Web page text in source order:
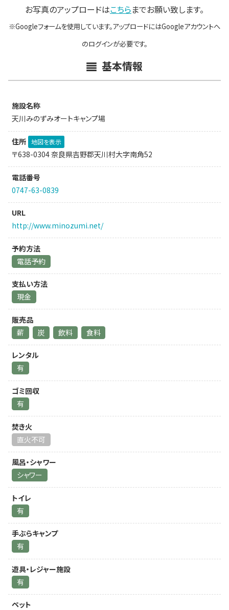
お写真のアップロードはこちらまでお願い致します。
※Googleフォームを使用しています。アップロードにはGoogleアカウントへ
のログインが必要です。
基本情報
施設名称
天川みのずみオートキャンプ場
住所 地図を表示
〒638-0304 奈良県吉野郡天川村大字南角52
電話番号
0747-63-0839
URL
http://www.minozumi.net/
予約方法
電話予約
支払い方法
現金
販売品
薪
炭 飲料 食料
レンタル
有
ゴミ回収
有
焚き火
直火不可
風呂・シャワー
シャワー
トイレ
有
手ぶらキャンプ
有
遊具・レジャー施設
有
ペット